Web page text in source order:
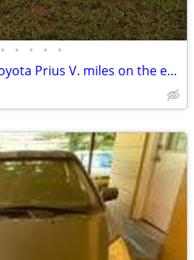
• • • • •
Best deal in Town 2014 Toyota Prius V. miles on the engine 78K LOOK!!!